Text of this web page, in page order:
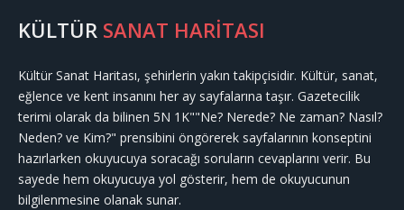
KÜLTÜR SANAT HARİTASI
Kültür Sanat Haritası, şehirlerin yakın takipçisidir. Kültür, sanat,
eğlence ve kent insanını her ay sayfalarına taşır. Gazetecilik
terimi olarak da bilinen 5N 1K""Ne? Nerede? Ne zaman? Nasıl?
Neden? ve Kim?" prensibini öngörerek sayfalarının konseptini
hazırlarken okuyucuya soracağı soruların cevaplarını verir. Bu
sayede hem okuyucuya yol gösterir, hem de okuyucunun
bilgilenmesine olanak sunar.